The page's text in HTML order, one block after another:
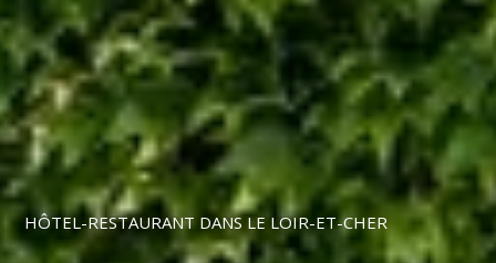
HÔTEL-RESTAURANT DANS LE LOIR-ET-CHER